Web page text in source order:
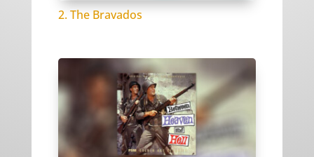
2. The Bravados